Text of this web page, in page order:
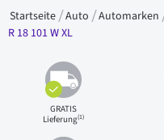
Startseite Auto Automarken
R 18 101 W XL
GRATIS
Lieferung(1)